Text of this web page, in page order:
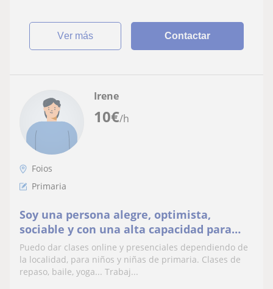
ver más Contactar
10€/h
Irene
Foios
Primaria
Soy una persona alegre, optimista,
sociable y con una alta capacidad para
resolver problemas. Además, siento un
profundo interés por el campo de la
educación, donde puedo contribuir a
Puedo dar clases online y presenciales dependiendo de
la localidad, para niños y niñas de primaria. Clases de
repaso, baile, yoga... Trabaj...